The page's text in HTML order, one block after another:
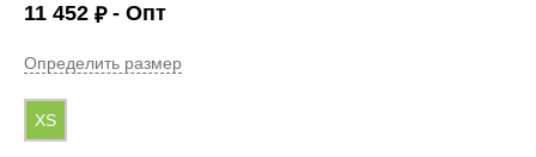
11 452 ₽- Опт
Определить размер
XS